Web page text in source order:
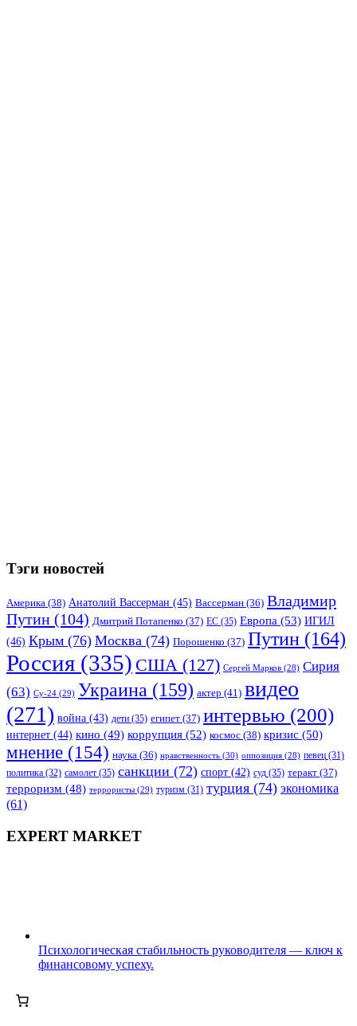
Тэги новостей
Америка (38) Анатолий Вассерман (45) Вассерман (36) Владимир
Путин (104) Дмитрий Потапенко (37) ЕС (35) Европа (53) ИГИЛ
(46) Крым (76) Москва (74) Порошенко (37) Путин (164)
Россия (335) США (127) Сергей Марков (28) Сирия
(63) Су-24 (29) Украина (159) актер (41) видео
(271) война (43) дети (35) египет (37) интервью (200)
интернет (44) кино (49) коррупция (52) космос (38) кризис (50)
мнение (154) наука (36) нравственность (30) оппозиция (28) певец (31)
политика (32) самолет (35) санкции (72) спорт (42) суд (35) теракт (37)
терроризм (48) террористы (29) туризм (31) турция (74) экономика
(61)
EXPERT MARKET
Психологическая стабильность руководителя — ключ к
финансовому успеху.